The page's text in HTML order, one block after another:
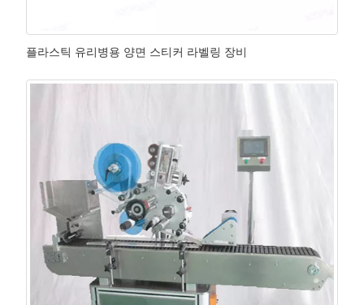
플라스틱 유리병용 양면 스티커 라벨링 장비